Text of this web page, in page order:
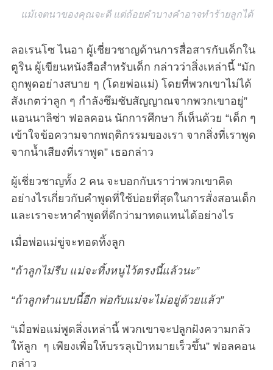
แม้เจตนาของคุณจะดี แต่ถ้อยคำบางคำอาจทำร้ายลูกได้
ลอเรนโซ ไนอา ผู้เชี่ยวชาญด้านการสื่อสารกับเด็กใน
ตูริน ผู้เขียนหนังสือสำหรับเด็ก กล่าวว่าสิ่งเหล่านี้ “มัก
ถูกพูดอย่างสบาย ๆ (โดยพ่อแม่) โดยที่พวกเขาไม่ได้
สังเกตว่าลูก ๆ กำลังซึมซับสัญญาณจากพวกเขาอยู่”
แอนนาลิซ่า ฟอลคอน นักการศึกษา ก็เห็นด้วย “เด็ก ๆ
เข้าใจข้อความจากพฤติกรรมของเรา จากสิ่งที่เราพูด
จากน้ำเสียงที่เราพูด” เธอกล่าว
ผู้เชี่ยวชาญทั้ง 2 คน จะบอกกับเราว่าพวกเขาคิด
อย่างไรเกี่ยวกับคำพูดที่ใช้บ่อยที่สุดในการสั่งสอนเด็ก
และเราจะหาคำพูดที่ดีกว่ามาทดแทนได้อย่างไร
เมื่อพ่อแม่ขู่จะทอดทิ้งลูก
“ถ้าลูกไม่รีบ แม่จะทิ้งหนูไว้ตรงนี้แล้วนะ”
“ถ้าลูกทำแบบนี้อีก พ่อกับแม่จะไม่อยู่ด้วยแล้ว”
“เมื่อพ่อแม่พูดสิ่งเหล่านี้ พวกเขาจะปลูกฝังความกลัว
ให้ลูก ๆ เพียงเพื่อให้บรรลุเป้าหมายเร็วขึ้น” ฟอลคอน
กล่าว